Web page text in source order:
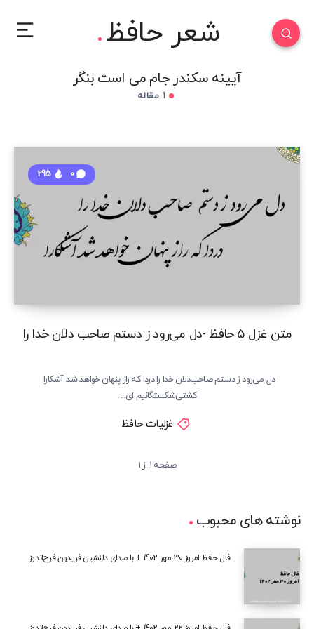
شعر حافظ
آیینه سکندر جام می است بنگر
متن غزل 5 حافظ -دل می‌رود ز دستم صاحب دلان خدا را
0
295
دل می‌رود ز دستم صاحب‌دلان خدا را دردا که راز پنهان خواهد شد آشکارا
کشتی‌شکستگانیم ای…
غزلیات حافظ
صفحه 1 از 1
نوشته های محبوب
فال حافظ امروز 30 مهر 1402 + با صدای دلنشین فریدون فرح‌اندوز